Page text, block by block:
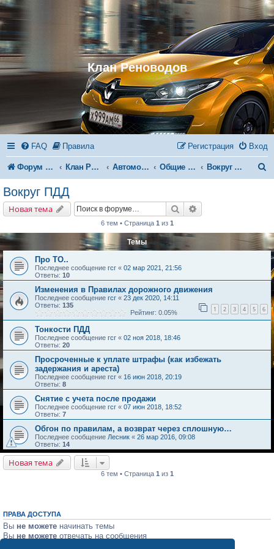
Клан Реноводов
FAQ Правила Вход
Регистрация
Форум Клана Реноводов Клан Реноводов Автомобили Общие вопросы Вокруг ПДД
к
Вокруг ПДД
Новая тема Поиск
6 тем • Страница 1 из 1
Темы
Про ТО..
Последнее сообщение гсг « 02 мар 2021, 21:56
Ответы: 10
Изменения в Правилах дорожного движения
Последнее сообщение гсг « 23 дек 2020, 14:11
Ответы: 135 1 2 3 4 5 6
Рейтинг: 0.05%
Тонкости ПДД
Последнее сообщение гсг « 02 ноя 2018, 18:46
Ответы: 20
Просроченные к уплате штрафы (как избежать
задержания и ареста)
Последнее сообщение гсг « 16 июн 2018, 20:19
Ответы: 8
Снятие с учета после продажи
Последнее сообщение гсг « 07 июн 2018, 18:52
Ответы: 7
Обгон по правилам, а возврат через сплошную…
Последнее сообщение Лесник « 26 мар 2016, 09:08
Ответы: 14
Новая тема
6 тем • Страница 1 из 1
ПРАВА ДОСТУПА
Вы не можете начинать темы
Вы не можете отвечать на сообщения